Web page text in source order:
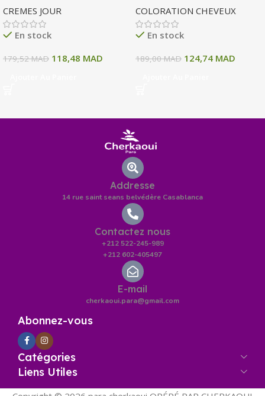
INTENSE 72H 50 ML
CREMES JOUR
En stock
179,52MAD 118,48 MAD
10 A BLOND CLAIR CENDRE
135 ML
COLORATION CHEVEUX
En stock
189,00MAD 124,74 MAD
Addresse
14 rue saint seans belvédère Casablanca
Contactez nous
+212 522-245-989
+212 602-405497
E-mail
cherkaoui.para@gmail.com
Abonnez-vous
Catégories
Liens Utiles